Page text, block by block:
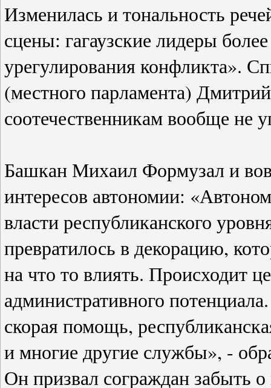
Изменилась и тональность
сцены: гагаузские лидеры
урегулирования конфликта».
(местного парламента)
соотечественникам вообще не
Башкан Михаил Формузал и
интересов автономии:
власти республиканского
превратилось в декорацию,
на что то влиять. Происходит
административного
скорая помощь,
и многие другие службы», -
Он призвал сограждан забыть